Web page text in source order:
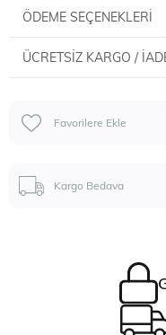
ÖDEME SEÇENEKLERI
ÜCRETSIZ KARGO /
Favorilere Ekle
Kargo Bedava